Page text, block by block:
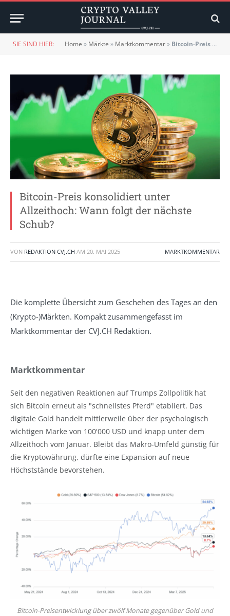
SIE SIND HIER: Home » Märkte » Marktkommentar» Bitcoin-Preis konsolidiert unter Allzeithoch: Wann folgt der nächste Schub?
Bitcoin-Preis konsolidiert unter
Allzeithoch: Wann folgt der nächste
Schub?
VON REDAKTION CVJ.CH AM 20. MAI 2025 MARKTKOMMENTAR
Die komplette Übersicht zum Geschehen des Tages an den
(Krypto-)Märkten. Kompakt zusammengefasst im
Marktkommentar der CVJ.CH Redaktion.
Marktkommentar
Seit den negativen Reaktionen auf Trumps Zollpolitik hat
sich Bitcoin erneut als "schnellstes Pferd" etabliert. Das
digitale Gold handelt mittlerweile über der psychologisch
wichtigen Marke von 100'000 USD und knapp unter dem
Allzeithoch vom Januar. Bleibt das Makro-Umfeld günstig für
die Kryptowährung, dürfte eine Expansion auf neue
Höchststände bevorstehen.
Bitcoin-Preisentwicklung über zwölf Monate gegenüber Gold und